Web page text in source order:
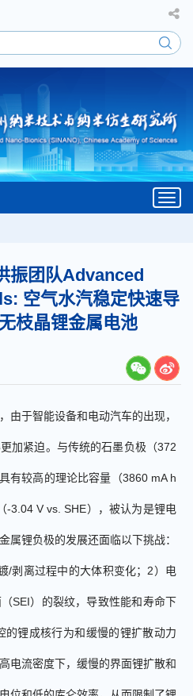
振团队Advanced
空气水汽稳定快速导
枝晶锂金属电池
由于智能设备和电动汽车的出现，
加紧迫。与传统的石墨负极（372
有较高的理论比容量（3860 mA h
-3.04 V vs. SHE），被认为是锂电
属锂负极的发展还面临以下挑战：
/剥离过程中的大体积变化； 2） 电
SEI）的裂纹，导致性能和寿命下
的锂成核行为和缓慢的锂扩散动力
电流密度下， 缓慢的界面锂扩散和